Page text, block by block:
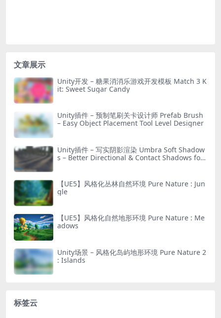
文章展示
Unity开发 – 糖果消消乐游戏开发模板 Match 3 K
it: Sweet Sugar Candy
Unity插件 – 预制笔刷关卡设计师 Prefab Brush
– Easy Object Placement Tool Level Designer
Unity插件 – 写实阴影渲染 Umbra Soft Shadow
s – Better Directional & Contact Shadows for
【UE5】风格化丛林自然环境 Pure Nature : Jun
gle
【UE5】风格化自然地形环境 Pure Nature : Me
adows
Unity场景 – 风格化岛屿地形环境 Pure Nature 2
: Islands
标签云